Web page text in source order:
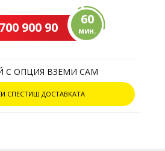
900 90
60
мин.
С ОПЦИЯ ВЗЕМИ САМ
СПЕСТИШ ДОСТАВКАТА